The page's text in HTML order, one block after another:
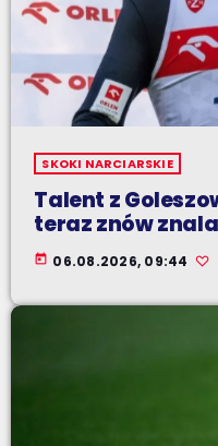
SKOKI NARCIARSKIE
Talent z
teraz znów
today 06.08.2026, 09:44